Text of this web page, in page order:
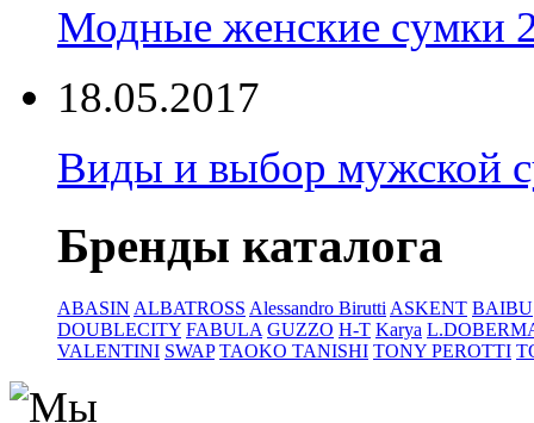
Модные женские сумки
18.05.2017
Виды и выбор мужской
Бренды каталога
ABASIN ALBATROSS Alessandro Birutti ASKENT BAIBU
DOUBLECITY FABULA GUZZO H-T Karya
VALENTINI SWAP TAOKO TANISHI TONY PEROTTI